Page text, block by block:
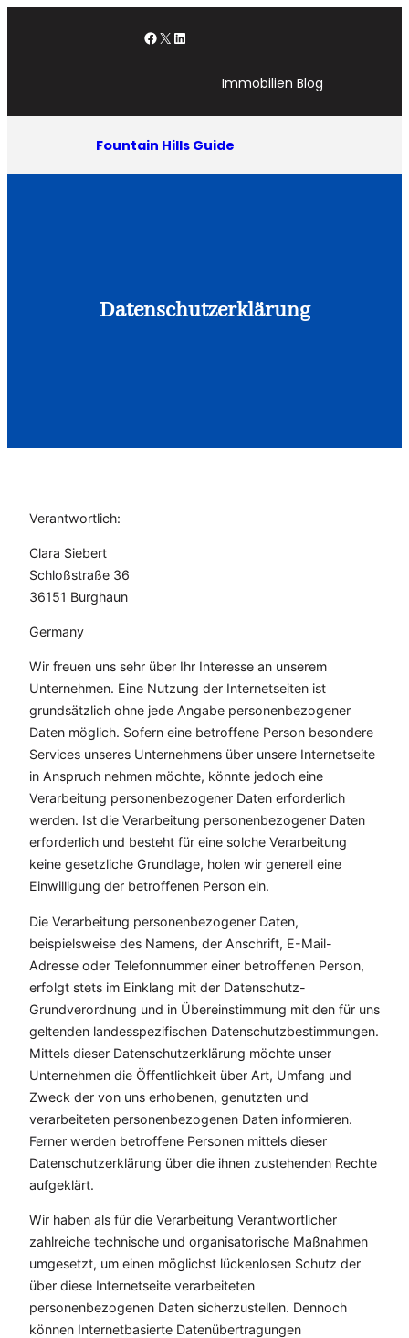
Facebook X LinkedIn
Immobilien Blog
Fountain Hills Guide
Datenschutzerklärung
Verantwortlich:
Clara Siebert
Schloßstraße 36
36151 Burghaun
Germany
Wir freuen uns sehr über Ihr Interesse an unserem
Unternehmen. Eine Nutzung der Internetseiten ist
grundsätzlich ohne jede Angabe personenbezogener
Daten möglich. Sofern eine betroffene Person besondere
Services unseres Unternehmens über unsere Internetseite
in Anspruch nehmen möchte, könnte jedoch eine
Verarbeitung personenbezogener Daten erforderlich
werden. Ist die Verarbeitung personenbezogener Daten
erforderlich und besteht für eine solche Verarbeitung
keine gesetzliche Grundlage, holen wir generell eine
Einwilligung der betroffenen Person ein.
Die Verarbeitung personenbezogener Daten,
beispielsweise des Namens, der Anschrift, E-Mail-
Adresse oder Telefonnummer einer betroffenen Person,
erfolgt stets im Einklang mit der Datenschutz-
Grundverordnung und in Übereinstimmung mit den für uns
geltenden landesspezifischen Datenschutzbestimmungen.
Mittels dieser Datenschutzerklärung möchte unser
Unternehmen die Öffentlichkeit über Art, Umfang und
Zweck der von uns erhobenen, genutzten und
verarbeiteten personenbezogenen Daten informieren.
Ferner werden betroffene Personen mittels dieser
Datenschutzerklärung über die ihnen zustehenden Rechte
aufgeklärt.
Wir haben als für die Verarbeitung Verantwortlicher
zahlreiche technische und organisatorische Maßnahmen
umgesetzt, um einen möglichst lückenlosen Schutz der
über diese Internetseite verarbeiteten
personenbezogenen Daten sicherzustellen. Dennoch
können Internetbasierte Datenübertragungen